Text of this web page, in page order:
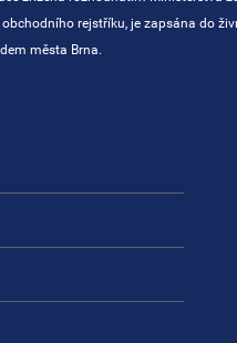
rejstříku, je zapsána do
města Brna.